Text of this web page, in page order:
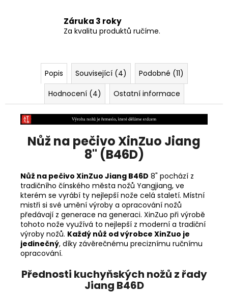
Záruka 3 roky
Za kvalitu produktů ručíme.
Popis Související (4)
Podobné (11)
Hodnocení (4)
Ostatní informace
Nůž na pečivo XinZuo Jiang
8" (B46D)
Nůž na pečivo XinZuo Jiang B46D 8" pochází z
tradičního čínského města nožů Yangjiang, ve
kterém se vyrábí ty nejlepší nože celá staletí. Místní
mistři si své umění výroby a opracování nožů
předávají z generace na generaci. XinZuo při výrobě
tohoto nože využívá to nejlepší z moderní a tradiční
výroby nožů. Každý nůž od výrobce XinZuo je
jedinečný, díky závěrečnému preciznímu ručnímu
opracování.
Přednosti kuchyňských nožů z řady
Jiang B46D